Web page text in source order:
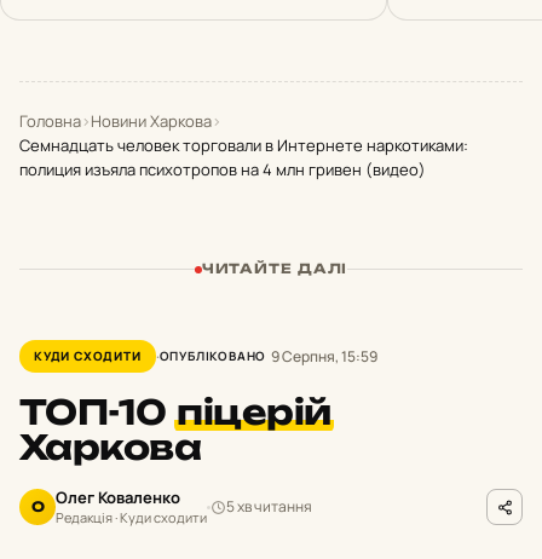
Головна›Новини Харкова›
Семнадцать человек торговали в Интернете наркотиками:
полиция изъяла психотропов на 4 млн гривен (видео)
ЧИТАЙТЕ ДАЛІ
КУДИ СХОДИТИ ОПУБЛІКОВАНО 9 Серпня, 15:59
ТОП-10піцерій
Харкова
О Олег Коваленко
Редакція · Куди сходити
5 хв читання